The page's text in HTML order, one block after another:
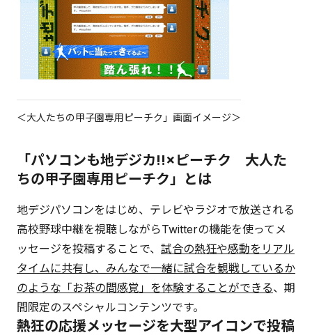
＜大人たちの甲子園専用ピーチク」画面イメージ＞
「パソコンも地デジカ!!×ピーチク 大人た
ちの甲子園専用ピーチク」とは
地デジパソコンをはじめ、テレビやラジオで放送される
高校野球中継を視聴しながらTwitterの機能を使ってメ
ッセージを投稿することで、 試合の熱狂や感動をリアル
タイムに共有し、みんなで一緒に試合を観戦しているか
のような「お茶の間感覚」を体験することができる、期
間限定のスペシャルコンテンツです。
熱狂の応援メッセージを大型アイコンで投稿